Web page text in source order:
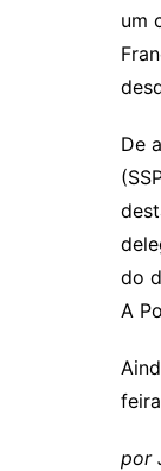
um
De
do
A
por